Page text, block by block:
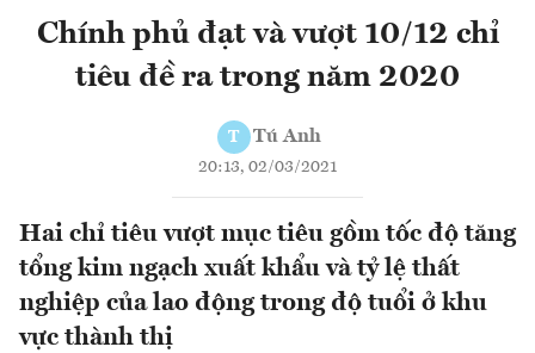
Chính phủ đạt và vượt 10/12 chỉ
tiêu đề ra trong năm 2020
T Tú Anh
20:13, 02/03/2021
Hai chỉ tiêu vượt mục tiêu gồm tốc độ tăng
tổng kim ngạch xuất khẩu và tỷ lệ thất
nghiệp của lao động trong độ tuổi ở khu
vực thành thị